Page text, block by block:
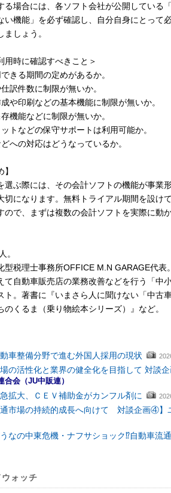
る場合には、各ソフト会社が公開している
い機能」を必ず確認し、自分自身にとって
しょう。
用時に確認すべきこと＞
きる期間の定めがあるか。
訳件数に制限が無いか。
や印刷などの基本機能に制限が無いか。
機能などに制限が無いか。
トなどの保守サポートは利用可能か。
への対応はどうなっているか。
ぶ際には、その会計ソフトの機能が事業
切になります。無料トライアル期間を設け
ので、まずは複数の会計ソフトを実際に動
。
型税理士事務所OFFICE M.N GARAGE代表。
て自動車販売店の業務改善などを行う「中
ト。著書に『いまさら人に聞けない「中古
のくるま（乗り物絵本シリーズ）』など。
動車整備分野で進む外国人採用の現状
場の活性化と業界の健全化を目指して 対談
合会（JU中販連）
拡大、ＣＥＶ補助金がカンフル剤に
通市場の持続的成長へ向けて 対談企画④
うなの中東危機・ナフサショック⁉自動車流
ォッチ